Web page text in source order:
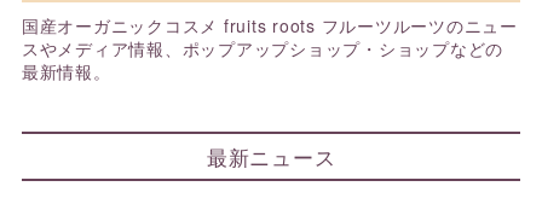
国産オーガニックコスメ fruits roots フルーツルーツのニュー
スやメディア情報、ポップアップショップ・ショップなどの
最新情報。
最新ニュース